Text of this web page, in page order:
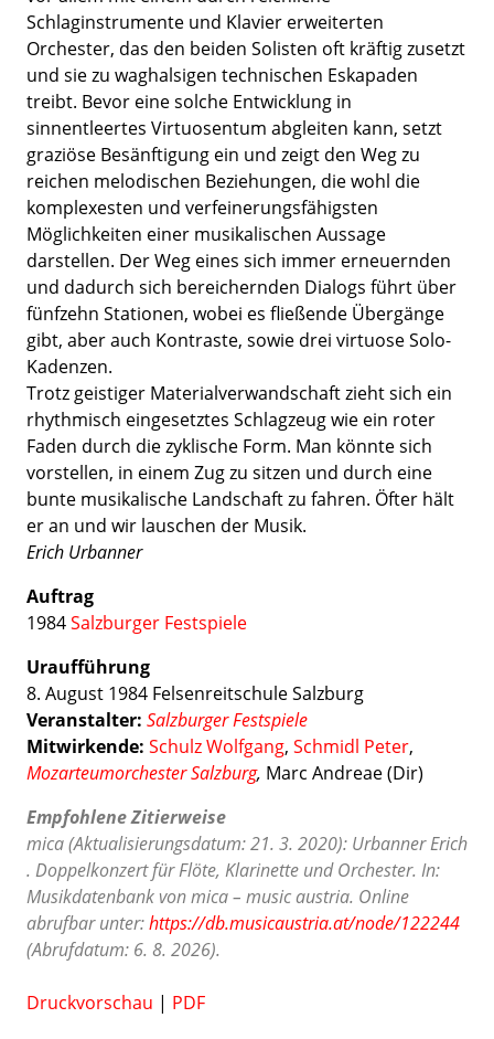
Schlaginstrumente und Klavier erweiterten
Orchester, das den beiden Solisten oft kräftig zusetzt
und sie zu waghalsigen technischen Eskapaden
treibt. Bevor eine solche Entwicklung in
sinnentleertes Virtuosentum abgleiten kann, setzt
graziöse Besänftigung ein und zeigt den Weg zu
reichen melodischen Beziehungen, die wohl die
komplexesten und verfeinerungsfähigsten
Möglichkeiten einer musikalischen Aussage
darstellen. Der Weg eines sich immer erneuernden
und dadurch sich bereichernden Dialogs führt über
fünfzehn Stationen, wobei es fließende Übergänge
gibt, aber auch Kontraste, sowie drei virtuose Solo-
Kadenzen.
Trotz geistiger Materialverwandschaft zieht sich ein
rhythmisch eingesetztes Schlagzeug wie ein roter
Faden durch die zyklische Form. Man könnte sich
vorstellen, in einem Zug zu sitzen und durch eine
bunte musikalische Landschaft zu fahren. Öfter hält
er an und wir lauschen der Musik.
Erich Urbanner
Auftrag
1984Salzburger Festspiele
Uraufführung
8. August 1984 Felsenreitschule Salzburg
Veranstalter: Salzburger Festspiele
Mitwirkende: Schulz Wolfgang, Schmidl Peter,
Mozarteumorchester Salzburg, Marc Andreae (Dir)
Empfohlene Zitierweise
mica (Aktualisierungsdatum: 21. 3. 2020): Urbanner Erich
. Doppelkonzert für Flöte, Klarinette und Orchester. In:
Musikdatenbank von mica – music austria. Online
abrufbar unter:https://db.musicaustria.at/node/122244
(Abrufdatum: 6. 8. 2026).
Druckvorschau | PDF